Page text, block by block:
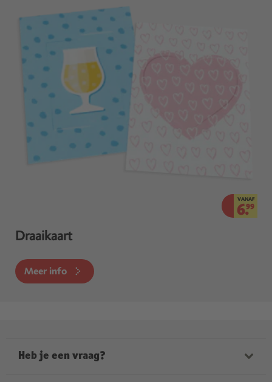
VANAF
6.99
Draaikaart
Meer info
Heb je een vraag?